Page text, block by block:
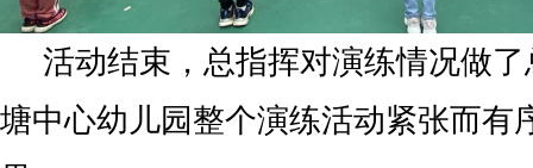
活动结束，总指挥对演练情况做
塘中心幼儿园整个演练活动紧张而有